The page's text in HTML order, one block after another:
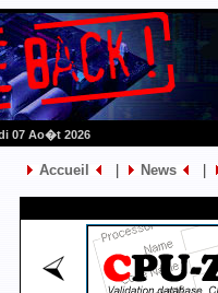
07 Ao�t 2026
Accueil News